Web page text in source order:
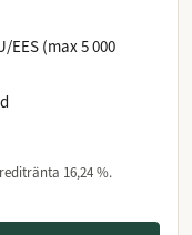
(max 5 000
16,24 %.